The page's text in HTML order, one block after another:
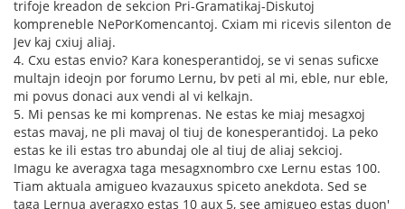
trifoje kreadon de sekcion Pri-Gramatikaj-Diskutoj
kompreneble NePorKomencantoj. Cxiam mi ricevis silenton de
Jev kaj cxiuj aliaj.
4. Cxu estas envio? Kara konesperantidoj, se vi senas suficxe
multajn ideojn por forumo Lernu, bv peti al mi, eble, nur eble,
mi povus donaci aux vendi al vi kelkajn.
5. Mi pensas ke mi komprenas. Ne estas ke miaj mesagxoj
estas mavaj, ne pli mavaj ol tiuj de konesperantidoj. La peko
estas ke ili estas tro abundaj ole al tiuj de aliaj sekcioj.
Imagu ke averagxa taga mesagxnombro cxe Lernu estas 100.
Tiam aktuala amigueo kvazauxus spiceto anekdota. Sed se
taga Lernua averagxo estas 10 aux 5, see amigueo estas duon'